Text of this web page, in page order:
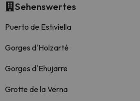
Sehenswertes
Puerto de Estiviella
Gorges d'Holzarté
Gorges d'Ehujarre
Grotte de la Verna